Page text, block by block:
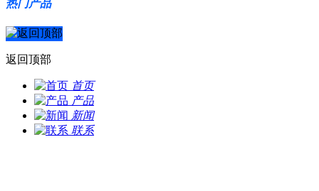
热门产品
返回顶部
首页
产品
新闻
联系